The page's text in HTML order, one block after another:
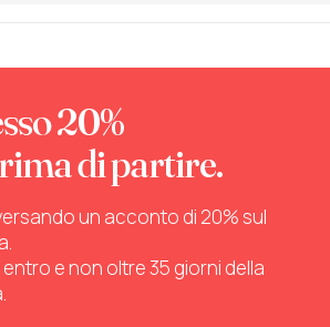
20%
di partire.
un acconto di 20% sul
e non oltre 35 giorni della